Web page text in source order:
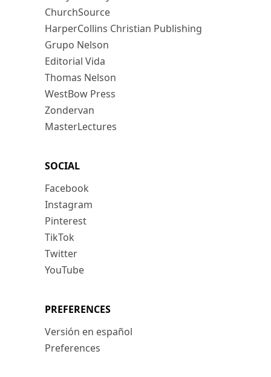
ChurchSource
HarperCollins Christian Publishing
Grupo Nelson
Editorial Vida
Thomas Nelson
WestBow Press
Zondervan
MasterLectures
SOCIAL
Facebook
Instagram
Pinterest
TikTok
Twitter
YouTube
PREFERENCES
Versión en español
Preferences